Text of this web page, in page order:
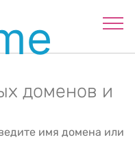
доменов и
имя домена или